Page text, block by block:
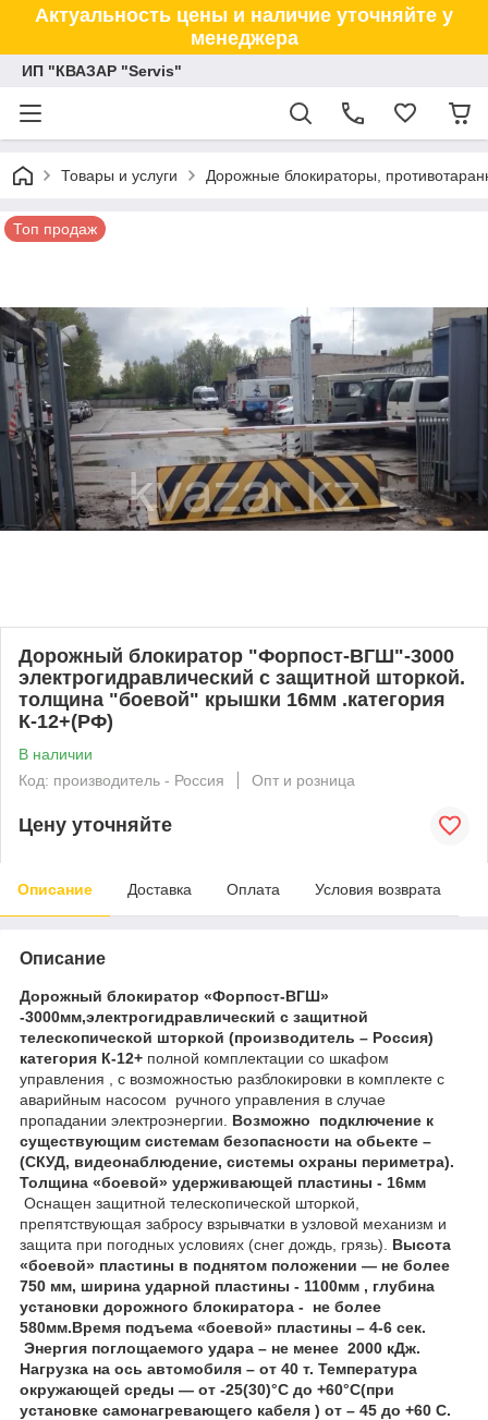
Актуальность цены и наличие уточняйте у
менеджера
ИП "КВАЗАР "Servis"
Товары и услуги Дорожные блокираторы,
Топ продаж
Дорожный блокиратор "Форпост-ВГШ"-3000
электрогидравлический с защитной шторкой.
толщина "боевой" крышки 16мм .категория
К-12+(РФ)
В наличии
Код: производитель - Россия
Опт и розница
Цену уточняйте
Описание Доставка Оплата Условия возврата
Описание
Дорожный блокиратор «Форпост-ВГШ»
-3000мм,электрогидравлический с защитной
телескопической шторкой (производитель – Россия)
категория К-12+ полной комплектации со шкафом
управления , с возможностью разблокировки в комплекте с
аварийным насосом ручного управления в случае
пропадании электроэнергии. Возможно подключение к
существующим системам безопасности на обьекте –
(СКУД, видеонаблюдение, системы охраны периметра).
Толщина «боевой» удерживающей пластины - 16мм
Оснащен защитной телескопической шторкой,
препятствующая забросу взрывчатки в узловой механизм и
защита при погодных условиях (снег дождь, грязь).
Высота
«боевой» пластины в поднятом положении ― не более
750 мм, ширина ударной пластины - 1100мм , глубина
установки дорожного блокиратора - не более
580мм.Время подъема «боевой» пластины – 4-6 сек.
Энергия поглощаемого удара – не менее 2000 кДж.
Нагрузка на ось автомобиля – от 40 т. Температура
окружающей среды ― от -25(30)°С до +60°С(при
установке самонагревающего кабеля ) от – 45 до +60 С.